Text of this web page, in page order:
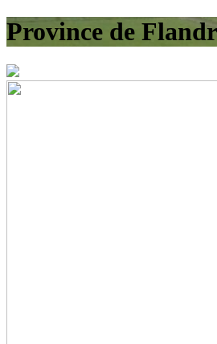
Province de